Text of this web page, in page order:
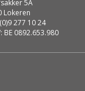
zonder
macht:
gehele en
5A
Lokeren
277 10 24
BE 0892.653.980